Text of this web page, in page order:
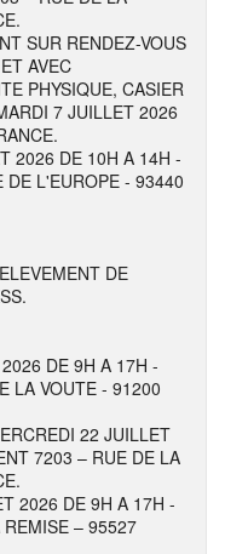
SUR RENDEZ-VOUS
AVEC
PHYSIQUE, CASIER
7 JUILLET 2026
2026 DE 10H A 14H -
DE L'EUROPE - 93440
DE
DE 9H A 17H -
LA VOUTE - 91200
22 JUILLET
7203 – RUE DE LA
2026 DE 9H A 17H -
– 95527